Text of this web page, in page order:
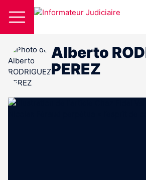
Alberto
PEREZ